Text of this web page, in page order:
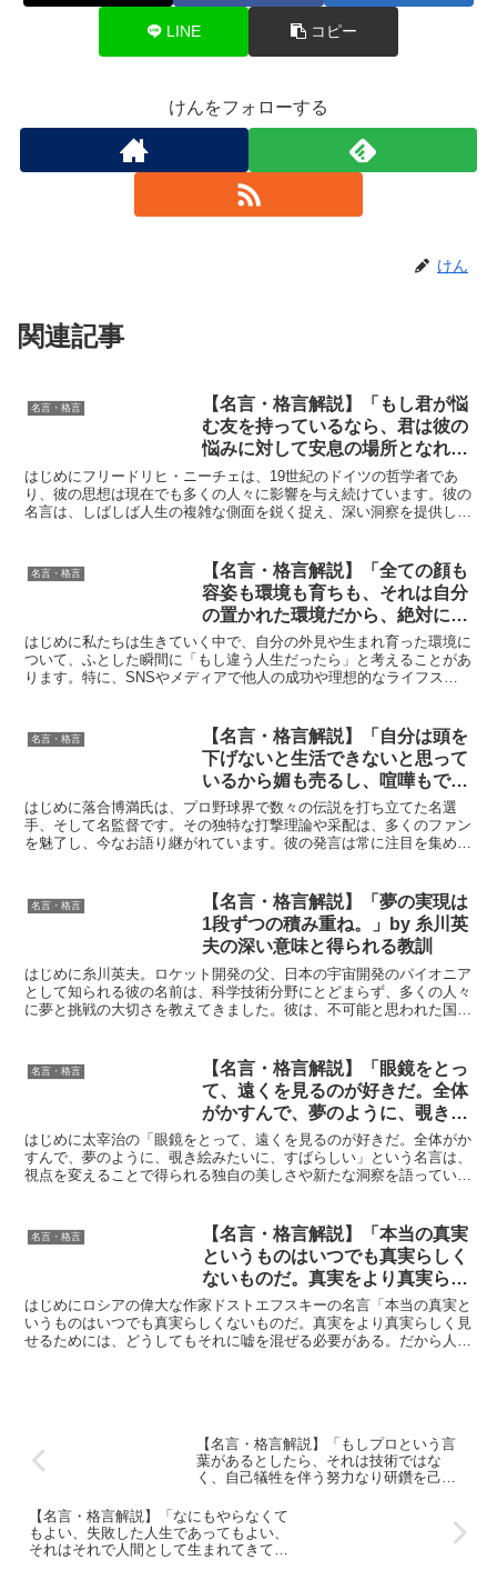
LINE コピー
けんをフォローする
けん
関連記事
名言・格言
【名言・格言解説】「もし君が悩
む友を持っているなら、君は彼の
悩みに対して安息の場所となれ。
だが、いうならば、堅い寝床、戦
陣用の寝床となれ。そうであって
こそ君は彼に最も役立つものとな
意味と得られる教訓
はじめにフリードリヒ・ニーチェは、19世紀のドイツの哲学者であ
り、彼の思想は現在でも多くの人々に影響を与え続けています。彼の
名言は、しばしば人生の複雑な側面を鋭く捉え、深い洞察を提供しま
名言・格言
【名言・格言解説】「全ての顔も
容姿も環境も育ちも、それは自分
の置かれた環境だから、絶対に否
定してはいけない。」by 片岡鶴
太郎の深い意味と得られる教訓
はじめに私たちは生きていく中で、自分の外見や生まれ育った環境に
ついて、ふとした瞬間に「もし違う人生だったら」と考えることがあ
ります。特に、SNSやメディアで他人の成功や理想的なライフスタ
名言・格言
【名言・格言解説】「自分は頭を
下げないと生活できないと思って
いるから媚も売るし、喧嘩もでき
ないんだ。人間、自分に自信があ
れば喧嘩もするのよ。」by 落合
博満の深い意味と得られる教訓
はじめに落合博満氏は、プロ野球界で数々の伝説を打ち立てた名選
手、そして名監督です。その独特な打撃理論や采配は、多くのファン
を魅了し、今なお語り継がれています。彼の発言は常に注目を集め、
名言・格言
【名言・格言解説】「夢の実現は
1段ずつの積み重ね。」by 糸川英
夫の深い意味と得られる教訓
はじめに糸川英夫。ロケット開発の父、日本の宇宙開発のパイオニア
として知られる彼の名前は、科学技術分野にとどまらず、多くの人々
に夢と挑戦の大切さを教えてきました。彼は、不可能と思われた国産
名言・格言
【名言・格言解説】「眼鏡をとっ
て、遠くを見るのが好きだ。全体
がかすんで、夢のように、覗き絵
みたいに、すばらしい」by 太宰
治の深い意味と得られる教訓
はじめに太宰治の「眼鏡をとって、遠くを見るのが好きだ。全体がか
すんで、夢のように、覗き絵みたいに、すばらしい」という名言は、
視点を変えることで得られる独自の美しさや新たな洞察を語っていま
名言・格言
【名言・格言解説】「本当の真実
というものはいつでも真実らしく
ないものだ。真実をより真実らし
く見せるためには、どうしてもそ
れに嘘を混ぜる必要がある。だか
ら人間はつねにそうしてきたもの
はじめにロシアの偉大な作家ドストエフスキーの名言「本当の真実と
いうものはいつでも真実らしくないものだ。真実をより真実らしく見
せるためには、どうしてもそれに嘘を混ぜる必要がある。だから人間
【名言・格言解説】「もしプロという言
葉があるとしたら、それは技術ではな
く、自己犠牲を伴う努力なり研鑽を己の
かかっているんじゃないですか。」by 五
木寛之の深い意味と得られる教訓
【名言・格言解説】「なにもやらなくて
もよい、失敗した人生であってもよい、
それはそれで人間として生まれてきて、